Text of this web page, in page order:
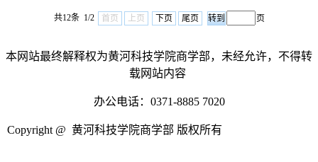
共12条 1/2 首页 上页 下页 尾页 页
本网站最终解释权为黄河科技学院商学部，未经允许，不得转
载网站内容
办公电话：0371-8885 7020
Copyright @ 黄河科技学院商学部 版权所有